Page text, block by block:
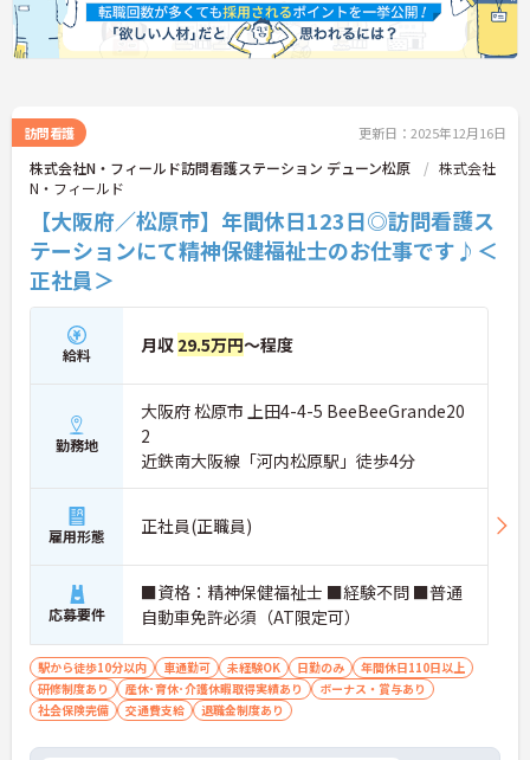
訪問看護 更新日：2025年12月16日
株式会社N・フィールド訪問看護ステーション デューン松原
株式会社
N・フィールド
【大阪府／松原市】年間休日123日◎訪問看護ス
テーションにて精神保健福祉士のお仕事です♪＜
正社員＞
給料 月収 29.5万円～程度
勤務地
大阪府 松原市 上田4-4-5 BeeBeeGrande20
2
近鉄南大阪線「河内松原駅」徒歩4分
雇用形態 正社員(正職員)
応募要件
■資格：精神保健福祉士 ■経験不問 ■普通
自動車免許必須（AT限定可）
駅から徒歩10分以内 車通勤可 未経験OK 日勤のみ
年間休日110日以上
研修制度あり
産休･育休･介護休暇取得実績あり
ボーナス・賞与あり
社会保険完備
交通費支給 退職金制度あり